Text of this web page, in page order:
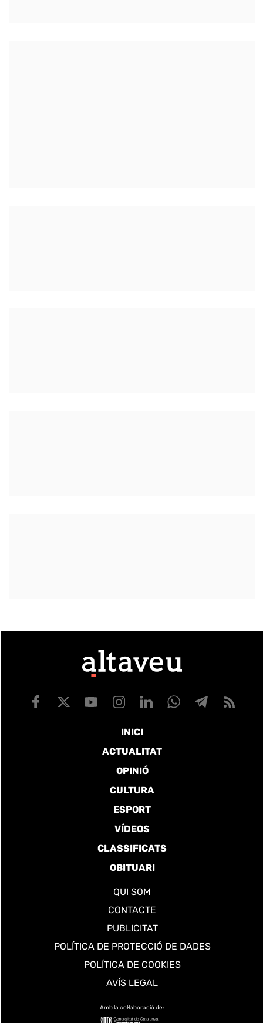
INICI
ACTUALITAT
OPINIÓ
CULTURA
ESPORT
VÍDEOS
CLASSIFICATS
OBITUARI
QUI SOM
CONTACTE
PUBLICITAT
POLÍTICA DE PROTECCIÓ DE DADES
POLÍTICA DE COOKIES
AVÍS LEGAL
Amb la col·laboració de: